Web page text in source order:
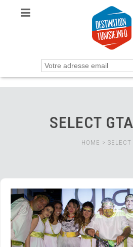
SELECT GTA
HOME > SELECT